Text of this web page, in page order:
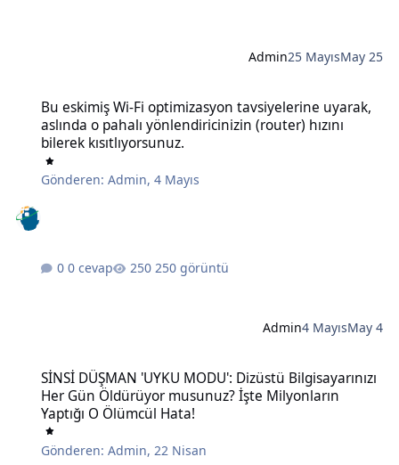
Admin25 MayısMay 25
Bu eskimiş Wi-Fi optimizasyon tavsiyelerine uyarak,
aslında o pahalı yönlendiricinizin (router) hızını
bilerek kısıtlıyorsunuz.
Gönderen:Admin,4 Mayıs
0 cevap 250 görüntü
Admin4 MayısMay 4
SİNSİ DÜŞMAN 'UYKU MODU': Dizüstü Bilgisayarınızı
Her Gün Öldürüyor musunuz? İşte Milyonların
Yaptığı O Ölümcül Hata!
Gönderen:Admin, 22 Nisan